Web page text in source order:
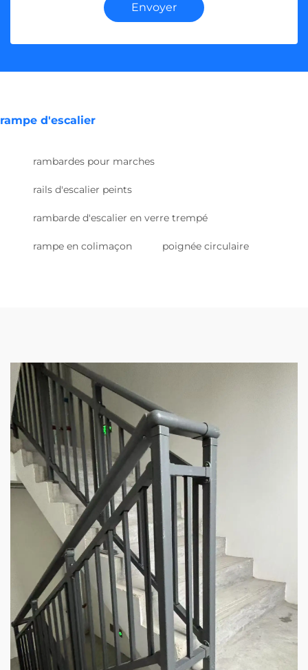
Envoyer
rampe d'escalier
rambardes pour marches
rails d'escalier peints
rambarde d'escalier en verre trempé
rampe en colimaçon poignée circulaire